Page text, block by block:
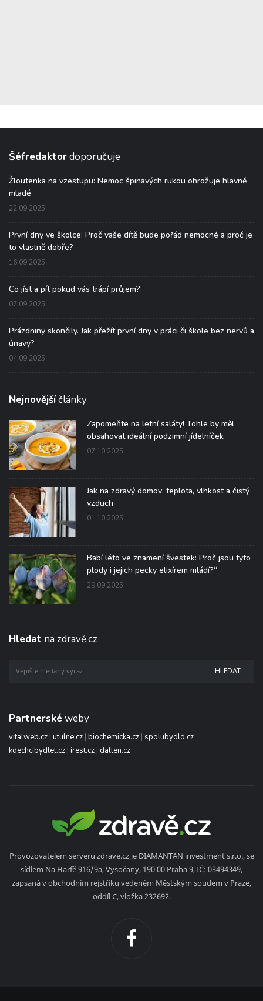
Šéfredaktordoporučuje
Žloutenka na vzestupu: Nemoc špinavých rukou ohrožuje hlavně
mladé
22.09.2025
První dny ve školce: Proč vaše dítě bude pořád nemocné a proč je
to vlastně dobře?
16.09.2025
Co jíst a pít pokud vás trápí průjem?
07.09.2025
Prázdniny skončily. Jak přežít první dny v práci či škole bez nervů a
únavy?
04.09.2025
Nejnovějšíčlánky
Zapomeňte na letní saláty! Tohle by měl
obsahovat ideální podzimní jídelníček
07.10.2025
Jak na zdravý domov: teplota, vlhkost a čistý
vzduch
01.10.2025
Babí léto ve znamení švestek: Proč jsou tyto
plody i jejich pecky elixírem mládí?“
29.09.2025
Hledat na zdravě.cz
HLEDAT
Partnerské weby
vitalweb.cz | utulne.cz | biochemicka.cz | spolubydlo.cz
kdechcibydlet.cz | irest.cz | dalten.cz
Provozovatelem serveru zdrave.cz je DIAMANTAN investment s.r.o., se
sídlem Na Harfě 916/9a, Vysočany, 190 00 Praha 9, IČ: 03494349,
zapsaná v obchodním rejstříku vedeném Městským soudem v Praze,
oddíl C, vložka 232692.